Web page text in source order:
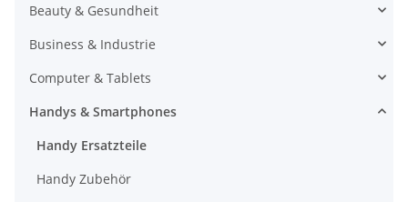
Beauty & Gesundheit
Business & Industrie
Computer & Tablets
Handys & Smartphones
Handy Ersatzteile
Handy Zubehör